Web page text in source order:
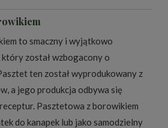
to smaczny i wyjątkowo
został wzbogacony o
ten został wyprodukowany z
a jego produkcja odbywa się
Pasztetowa z borowikiem
do kanapek lub jako samodzielny